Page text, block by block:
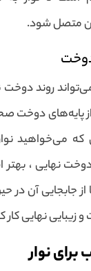
متصل شود.
روند دوخت
پایه‌های دوخت
می‌خواهید
نهایی ، بهتر
جابجایی آن
زیبایی نهایی
نوار